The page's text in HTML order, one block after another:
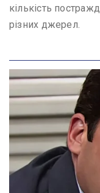
кількість
різних джерел.